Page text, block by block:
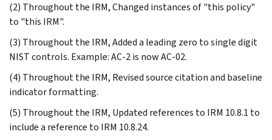
(2) Throughout the IRM, Changed instances of "this policy"
to "this IRM".
(3) Throughout the IRM, Added a leading zero to single digit
NIST controls. Example: AC-2 is now AC-02.
(4) Throughout the IRM, Revised source citation and baseline
indicator formatting.
(5) Throughout the IRM, Updated references to IRM 10.8.1 to
include a reference to IRM 10.8.24.